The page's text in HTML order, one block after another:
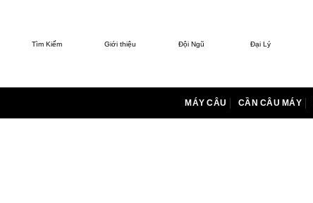
Tìm Kiếm Giới thiệu Đội Ngũ
Đại Lý
MÁY CÂU CẦN CÂU MÁY